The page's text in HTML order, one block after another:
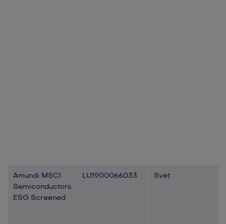
Amundi MSCI
Semiconductors
ESG Screened
LU1900066033 Svet